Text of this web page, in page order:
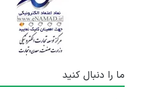
ما را دنبال کنید